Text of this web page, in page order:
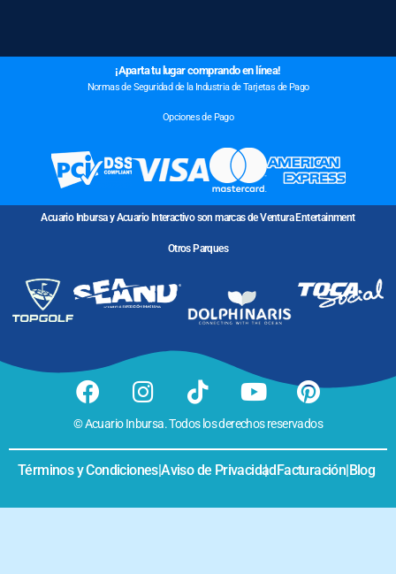
¡Aparta tu lugar comprando en línea!
Normas de Seguridad de la Industria de Tarjetas de Pago
Opciones de Pago
Acuario Inbursa y Acuario Interactivo son marcas de Ventura Entertainment
Otros Parques
© Acuario Inbursa. Todos los derechos reservados
Términos y Condiciones|Aviso de Privacidad
| Facturación|Blog